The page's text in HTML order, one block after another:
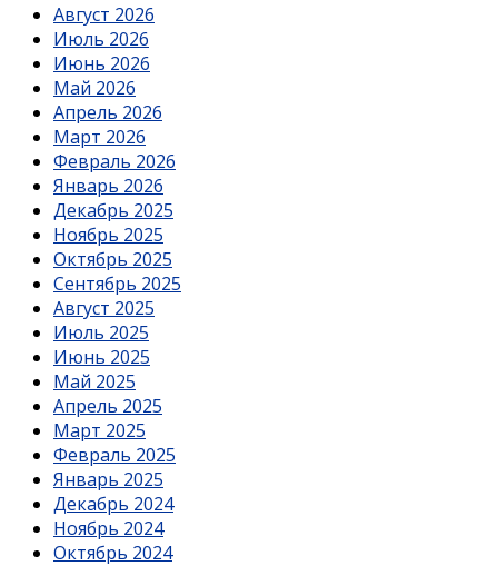
Август 2026
Июль 2026
Июнь 2026
Май 2026
Апрель 2026
Март 2026
Февраль 2026
Январь 2026
Декабрь 2025
Ноябрь 2025
Октябрь 2025
Сентябрь 2025
Август 2025
Июль 2025
Июнь 2025
Май 2025
Апрель 2025
Март 2025
Февраль 2025
Январь 2025
Декабрь 2024
Ноябрь 2024
Октябрь 2024